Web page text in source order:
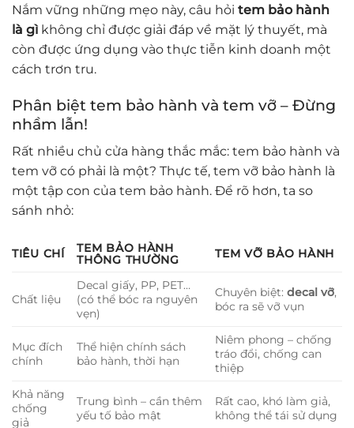
Nắm vững những mẹo này, câu hỏi tem bảo hành
là gìkhông chỉ được giải đáp về mặt lý thuyết, mà
còn được ứng dụng vào thực tiễn kinh doanh một
cách trơn tru.
Phân biệt tem bảo hành và tem vỡ – Đừng
nhầm lẫn!
Rất nhiều chủ cửa hàng thắc mắc: tem bảo hành và
tem vỡ có phải là một? Thực tế, tem vỡ bảo hành là
một tập con của tem bảo hành. Để rõ hơn, ta so
sánh nhỏ:
TIÊU CHÍ
TEM BẢO HÀNH
THÔNG THƯỜNG
TEM VỠ BẢO HÀNH
Chất liệu
Decal giấy, PP, PET…
(có thể bóc ra nguyên
vẹn)
Chuyên biệt:decal vỡ,
bóc ra sẽ vỡ vụn
Mục đích
chính
Thể hiện chính sách
bảo hành, thời hạn
Niêm phong – chống
tráo đổi, chống can
thiệp
Khả năng
chống
giả
Trung bình – cần thêm
yếu tố bảo mật
Rất cao, khó làm giả,
không thể tái sử dụng